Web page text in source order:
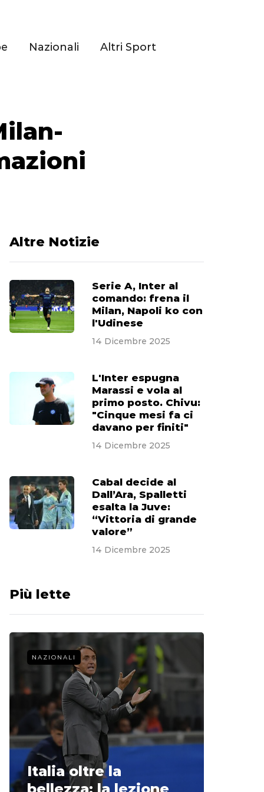
Nazionali Altri Sport
Altre Notizie
Serie A, Inter al
comando: frena il
Milan, Napoli ko con
l'Udinese
14 Dicembre 2025
L'Inter espugna
Marassi e vola al
primo posto. Chivu:
"Cinque mesi fa ci
davano per finiti"
14 Dicembre 2025
Cabal decide al
Dall’Ara, Spalletti
esalta la Juve:
“Vittoria di grande
valore”
14 Dicembre 2025
Più lette
NAZIONALI
Italia oltre la